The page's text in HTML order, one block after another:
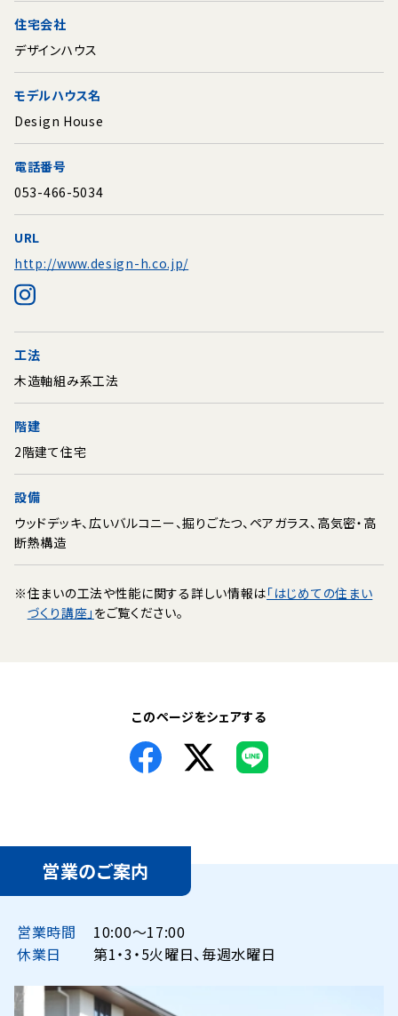
住宅会社
デザインハウス
モデルハウス名
Design House
電話番号
053-466-5034
URL
http://www.design-h.co.jp/
工法
木造軸組み系工法
階建
2階建て住宅
設備
ウッドデッキ、広いバルコニー、掘りごたつ、ペアガラス、高気密・高
断熱構造
※住まいの工法や性能に関する詳しい情報は「はじめての住まい
づくり講座」 をご覧ください。
このページをシェアする
営業のご案内
営業時間
10:00〜17:00
休業日
第1・3・5火曜日、毎週水曜日